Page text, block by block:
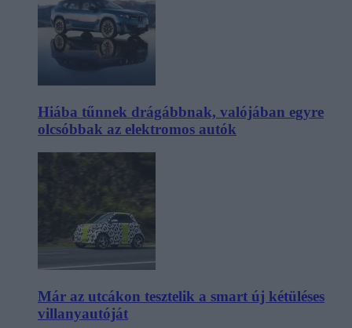
Hiába tűnnek drágábbnak, valójában egyre
olcsóbbak az elektromos autók
Már az utcákon tesztelik a smart új kétüléses
villanyautóját